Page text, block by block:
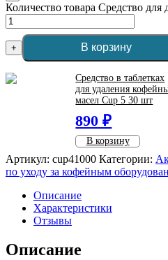
Количество товара Средство
+ В корзину
Средство в таблетках
для удаления
масел Cup 5 30 шт
890 ₽
В корзину
Артикул: cup41000 Категории:
по уходу за кофейным
Описание
Характеристики
Отзывы
Описание